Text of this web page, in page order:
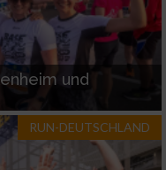
und
RUN-DEUTSCHLAND